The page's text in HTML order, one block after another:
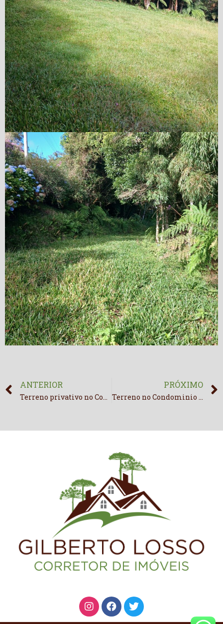
ANTERIOR
Terreno privativo no Condomínio Rural Lago Negro.
PRÓXIMO
Terreno no Condominio Costa da Serra com boa vista.